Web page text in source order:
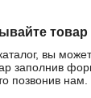
товар
вы
заполнив
позвонив нам.